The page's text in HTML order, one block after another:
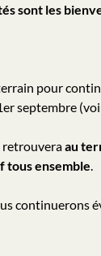
sont les
pour
septembre
retrouveraau
tous ensemble.
continuerons